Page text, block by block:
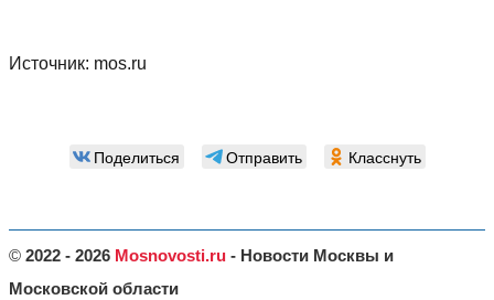
Источник: mos.ru
Поделиться Отправить Класснуть
© 2022 - 2026 Mosnovosti.ru - Новости Москвы и
Московской области